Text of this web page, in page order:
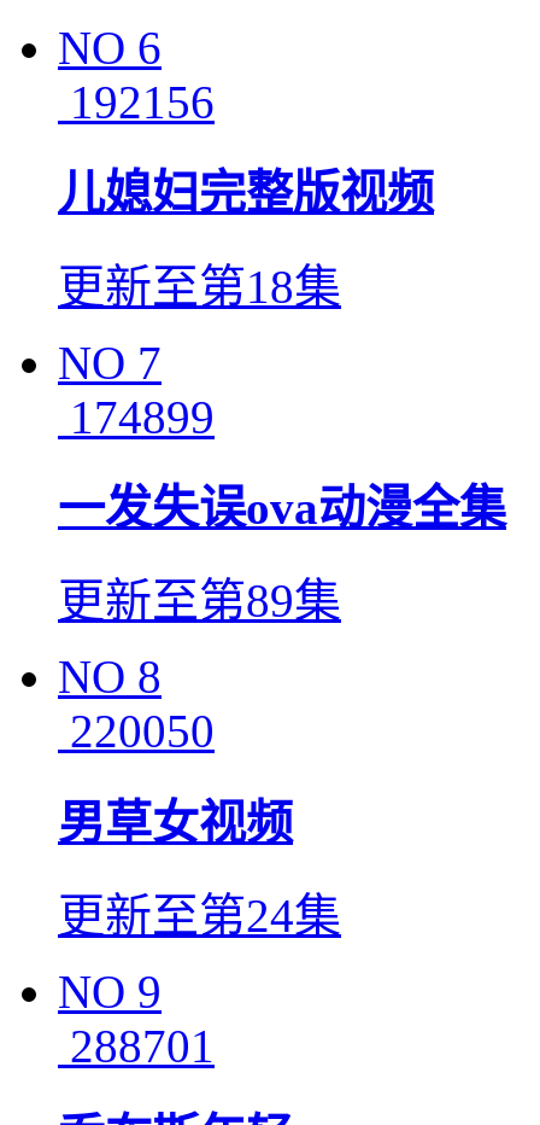
NO 6
192156
儿媳妇完整版视频
更新至第18集
NO 7
174899
一发失误ova动漫全集
更新至第89集
NO 8
220050
男草女视频
更新至第24集
NO 9
288701